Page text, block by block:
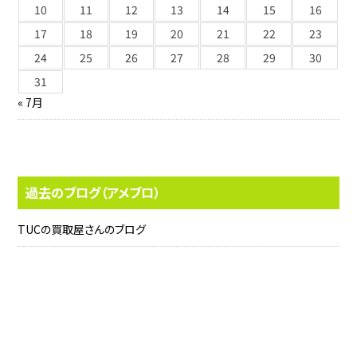
10
11 12 13 14 15
16
17
18 19 20 21 22
23
24
25 26 27 28 29
30
31
« 7月
過去のブログ（アメブロ）
TUCの買取屋さんのブログ